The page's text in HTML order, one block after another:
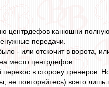
центрдефов канюшни
передачи.
- или отскочит в ворота,
место центрдефов.
в сторону тренеров.
повторяйтесь) всего лишь